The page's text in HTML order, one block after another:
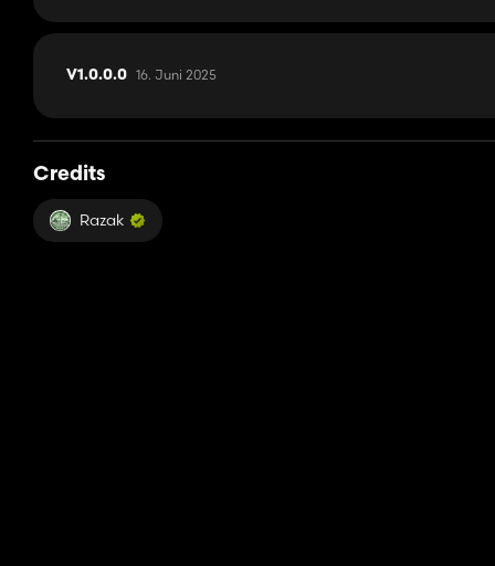
V1.0.0.0 16. Juni 2025
Credits
Razak